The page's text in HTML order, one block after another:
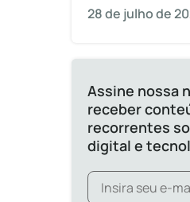
28 de julho de
Assine nossa
receber
recorrentes
digital e